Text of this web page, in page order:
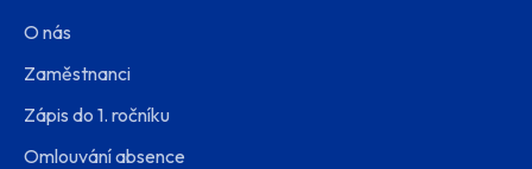
O nás
Zaměstnanci
Zápis do 1. ročníku
Omlouvání absence